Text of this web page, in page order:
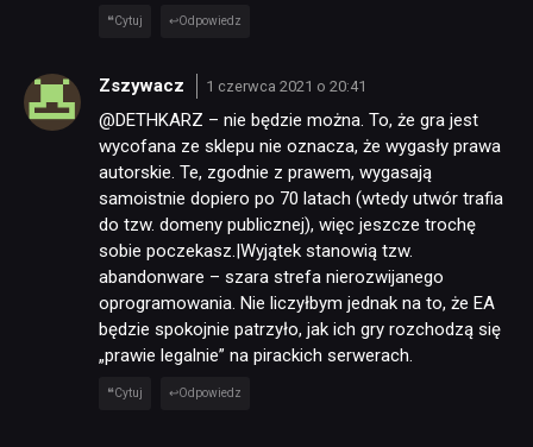
Cytuj Odpowiedz
Zszywacz 1 czerwca 2021 o 20:41
@DETHKARZ – nie będzie można. To, że gra jest
wycofana ze sklepu nie oznacza, że wygasły prawa
autorskie. Te, zgodnie z prawem, wygasają
samoistnie dopiero po 70 latach (wtedy utwór trafia
do tzw. domeny publicznej), więc jeszcze trochę
sobie poczekasz.|Wyjątek stanowią tzw.
abandonware – szara strefa nierozwijanego
oprogramowania. Nie liczyłbym jednak na to, że EA
będzie spokojnie patrzyło, jak ich gry rozchodzą się
„prawie legalnie” na pirackich serwerach.
Cytuj Odpowiedz